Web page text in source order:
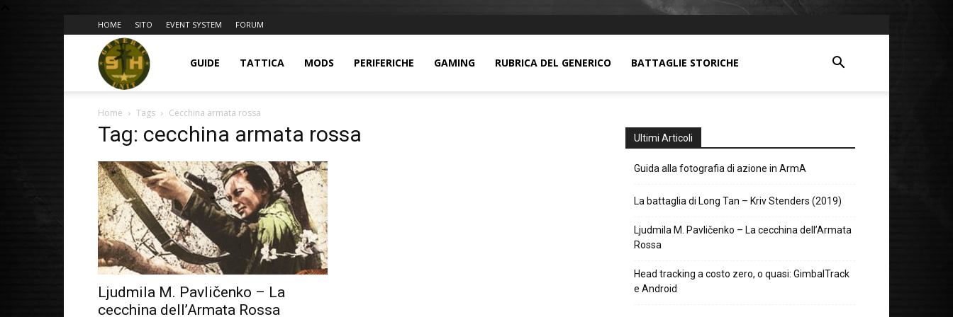
HOME SITO EVENT SYSTEM FORUM
BLOG
9GU
GUIDE TATTICA MODS PERIFERICHE GAMING RUBRICA DEL GENERICO BATTAGLIE STORICHE
Home Tags Cecchina armata rossa
Tag: cecchina armata rossa
Ljudmila M. Pavličenko – La
cecchina dell’Armata Rossa
Ultimi Articoli
Guida alla fotografia di azione in ArmA
La battaglia di Long Tan – Kriv Stenders (2019)
Ljudmila M. Pavličenko – La cecchina dell’Armata
Rossa
Head tracking a costo zero, o quasi: GimbalTrack
e Android